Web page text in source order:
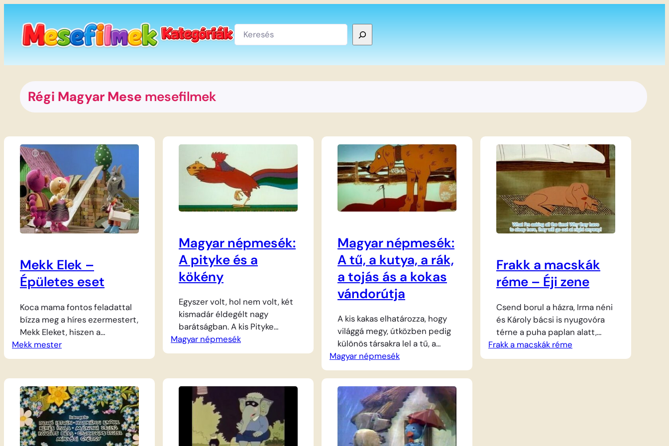
tartalomhoz
Keresés
Régi Magyar Mese mesefilmek
Mekk Elek –
Épületes eset
Koca mama fontos feladattal
bízza meg a híres ezermestert,
Mekk Eleket, hiszen a
növésben lévő süldő
malackáinak egy szép, új ólat
magabiztos kecske mester
azonnal elvállalja a munkát, ám
a kivitelezésről egészen
különös elképzelései vannak.
Bár a környéken lakók kétkedve
Mekk mester
Magyar népmesék:
A pityke és a
kökény
Egyszer volt, hol nem volt, két
kismadár éldegélt nagy
barátságban. A kis Pityke
azonban túlságosan mohó, és
egy hatalmas kökénybogyót
menten a torkán akad. Párja
rémülten indul vízért, hogy
megmentse barátját a
fulladástól, ám a folyó nem ad
ingyen inni. A vízért cserébe
koszorút kér a hársfától, a
Magyar népmesék
Magyar népmesék:
A tű, a kutya, a rák,
a tojás ás a kokas
vándorútja
A kis kakas elhatározza, hogy
világgá megy, útközben pedig
különös társakra lel a tű, a
kutya, a rák és a tojás
személyében. Esteledvén egy
erdei házikóban keresnek
menedéket, ám a ház lakói, a
rókák hamarosan hazatérnek.
A vándorok azonban nem
ijednek meg: mindegyikük
elfoglal egy stratégiai helyet a
Magyar népmesék
Frakk a macskák
réme – Éji zene
Csend borul a házra, Irma néni
és Károly bácsi is nyugovóra
térne a puha paplan alatt,
hogy kipihenjék a nap
fáradalmait. A kertben
Frakk a macskák réme